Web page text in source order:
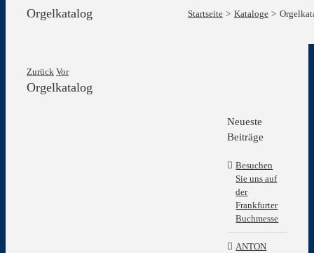
Orgelkatalog Startseite Kataloge
Zurück Vor
Orgelkatalog
Neueste
Beiträge
Besuchen
Sie uns auf
der
Frankfurter
Buchmesse
ANTON